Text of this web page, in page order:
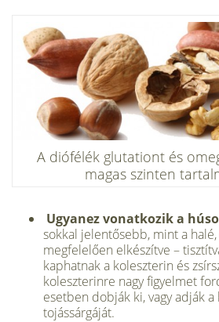
A diófélék glutationt és
magas szinten
Ugyanez vonatkozik a
sokkal jelentősebb, mint a
megfelelően elkészítve –
kaphatnak a koleszterin és
koleszterinre nagy figyelmet
esetben dobják ki, vagy adják a
tojássárgáját.